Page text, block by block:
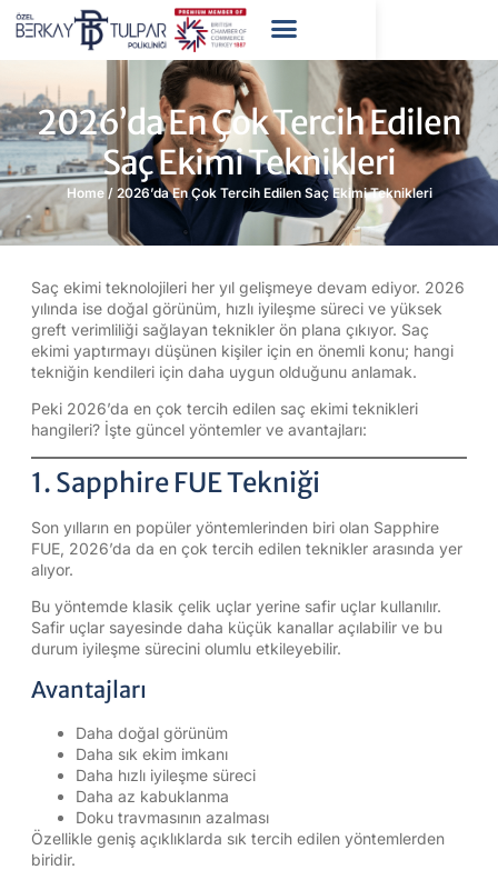
2026’da En Çok Tercih Edilen
Saç Ekimi Teknikleri
Home/ 2026’da En Çok Tercih Edilen Saç Ekimi Teknikleri
Saç ekimi teknolojileri her yıl gelişmeye devam ediyor. 2026
yılında ise doğal görünüm, hızlı iyileşme süreci ve yüksek
greft verimliliği sağlayan teknikler ön plana çıkıyor. Saç
ekimi yaptırmayı düşünen kişiler için en önemli konu; hangi
tekniğin kendileri için daha uygun olduğunu anlamak.
Peki 2026’da en çok tercih edilen saç ekimi teknikleri
hangileri? İşte güncel yöntemler ve avantajları:
1. Sapphire FUE Tekniği
Son yılların en popüler yöntemlerinden biri olan Sapphire
FUE, 2026’da da en çok tercih edilen teknikler arasında yer
alıyor.
Bu yöntemde klasik çelik uçlar yerine safir uçlar kullanılır.
Safir uçlar sayesinde daha küçük kanallar açılabilir ve bu
durum iyileşme sürecini olumlu etkileyebilir.
Avantajları
Daha doğal görünüm
Daha sık ekim imkanı
Daha hızlı iyileşme süreci
Daha az kabuklanma
Doku travmasının azalması
Özellikle geniş açıklıklarda sık tercih edilen yöntemlerden
biridir.